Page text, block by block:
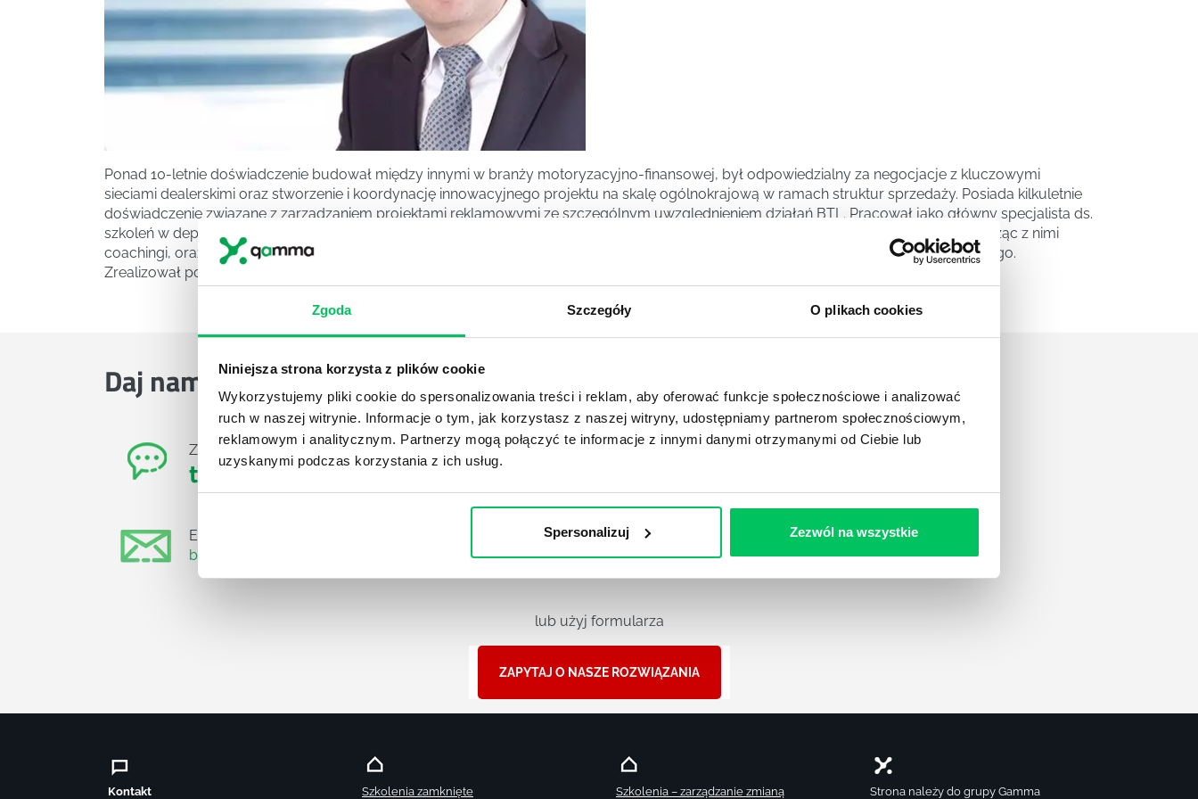
Zgoda Szczegóły O plikach cookies
Niniejsza strona korzysta z plików cookie
Wykorzystujemy pliki cookie do spersonalizowania treści i reklam, aby oferować funkcje społecznościowe i analizować
ruch w naszej witrynie. Informacje o tym, jak korzystasz z naszej witryny, udostępniamy partnerom społecznościowym,
reklamowym i analitycznym. Partnerzy mogą połączyć te informacje z innymi danymi otrzymanymi od Ciebie lub
uzyskanymi podczas korzystania z ich usług.
Spersonalizuj Zezwól na wszystkie
Ponad 10-letnie doświadczenie budował między innymi w branży motoryzacyjno-finansowej, był odpowiedzialny za negocjacje z kluczowymi
sieciami dealerskimi oraz stworzenie i koordynację innowacyjnego projektu na skalę ogólnokrajową w ramach struktur sprzedaży. Posiada kilkuletnie
doświadczenie związane z zarządzaniem projektami reklamowymi ze szczególnym uwzględnieniem działań BTL. Pracował jako główny specjalista ds.
szkoleń w departamencie szkoleń i zarządzania oddziałami w towarzystwie ubezpieczeń. Równocześnie wspierał menedżerów, prowadząc z nimi
coachingi, oraz pełnił funkcję doradczą podczas procesów rekrutacyjnych na stanowiska średniego i wyższego szczebla menedżerskiego.
Zrealizował ponad 700 dni szkoleniowych dla przedsiębiorstw i administracji publicznej.
Daj nam poznaćTWOJE POTRZEBY
Zadzwoń do nas:
tel.:505 273 550,
E-mail:
biuro@projektgamma.pl
ul. Solec 38 lok. 105
Znajdź nas na mapie
Zobacz mapę
lub użyj formularza
ZAPYTAJ O NASZE ROZWIĄZANIA
Kontakt Szkolenia zamknięte Szkolenia – zarządzanie zmianą Strona należy do grupy Gamma